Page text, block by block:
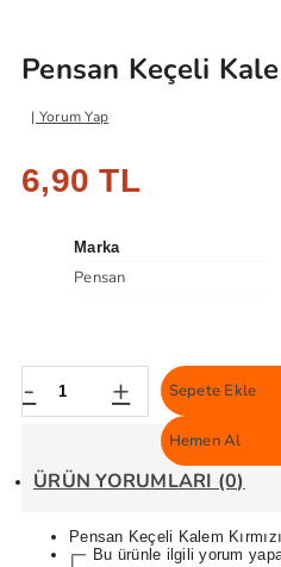
Pensan Keçeli
Yorum Yap
6,90 TL
Marka
Pensan
- + Sepete Ekle
Hemen Al
ÜRÜN YORUMLARI (0)
Pensan Keçeli Kalem Kırmızı
Bu ürünle ilgili yorum